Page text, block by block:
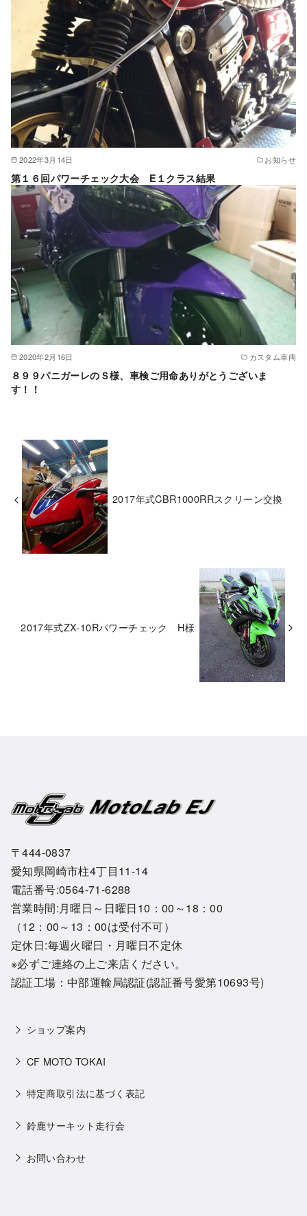
2022年3月14日 お知らせ
第１６回パワーチェック大会 E１クラス結果
2020年2月16日 カスタム車両
８９９パニガーレのＳ様、車検ご用命ありがとうございま
す！！
2017年式CBR1000RRスクリーン交換
2017年式ZX-10Rパワーチェック H様
〒444-0837
愛知県岡崎市柱4丁目11-14
電話番号:0564-71-6288
営業時間:月曜日～日曜日10：00～18：00
（12：00～13：00は受付不可）
定休日:毎週火曜日・月曜日不定休
※必ずご連絡の上ご来店ください。
認証工場：中部運輸局認証(認証番号愛第10693号)
ショップ案内
CF MOTO TOKAI
特定商取引法に基づく表記
鈴鹿サーキット走行会
お問い合わせ